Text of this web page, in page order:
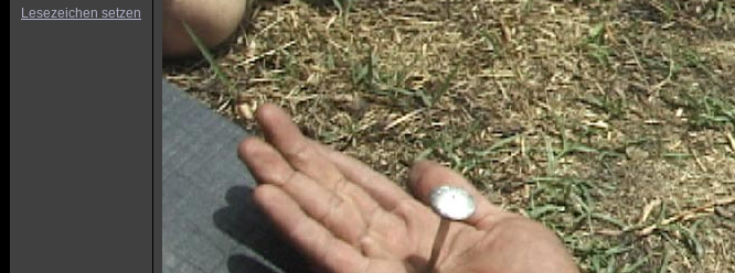
Lesezeichen setzen